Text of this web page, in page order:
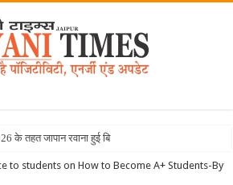
के तहत जापान रवाना हुई बियानी ग्रुप ऑ
to students on How to Become A+ Students-By